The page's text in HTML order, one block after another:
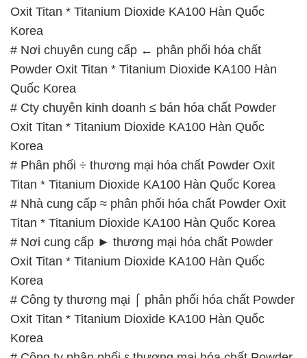
Oxit Titan * Titanium Dioxide KA100 Hàn Quốc
Korea
# Nơi chuyên cung cấp ← phân phối hóa chất
Powder Oxit Titan * Titanium Dioxide KA100 Hàn
Quốc Korea
# Cty chuyên kinh doanh ≤ bán hóa chất Powder
Oxit Titan * Titanium Dioxide KA100 Hàn Quốc
Korea
# Phân phối ÷ thương mại hóa chất Powder Oxit
Titan * Titanium Dioxide KA100 Hàn Quốc Korea
# Nhà cung cấp ≈ phân phối hóa chất Powder Oxit
Titan * Titanium Dioxide KA100 Hàn Quốc Korea
# Nơi cung cấp ► thương mại hóa chất Powder
Oxit Titan * Titanium Dioxide KA100 Hàn Quốc
Korea
# Công ty thương mại ⌠ phân phối hóa chất Powder
Oxit Titan * Titanium Dioxide KA100 Hàn Quốc
Korea